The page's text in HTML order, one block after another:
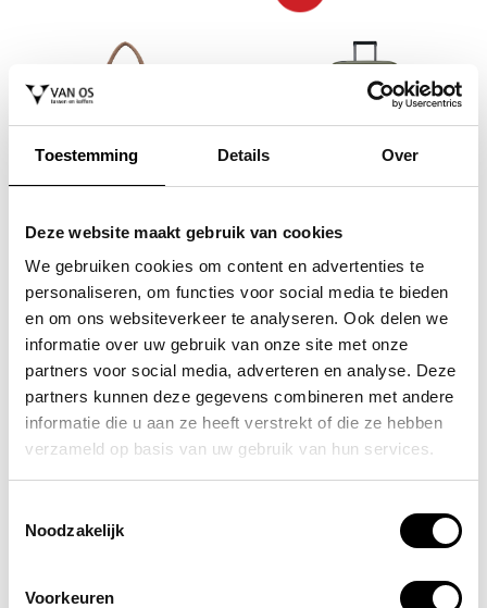
Toestemming Details Over
Deze website maakt gebruik van cookies
We gebruiken cookies om content en advertenties te
personaliseren, om functies voor social media te bieden
en om ons websiteverkeer te analyseren. Ook delen we
informatie over uw gebruik van onze site met onze
partners voor social media, adverteren en analyse. Deze
partners kunnen deze gegevens combineren met andere
informatie die u aan ze heeft verstrekt of die ze hebben
verzameld op basis van uw gebruik van hun services.
Noodzakelijk
Voorkeuren
grote schoudertas /
handtas dames birina
49,95
koffer / trolley /
reiskoffer 75 cm (large)
s'cure
VAN 249,00VOOR 159,00
POPULAIRE EN BEST VERKOCHT